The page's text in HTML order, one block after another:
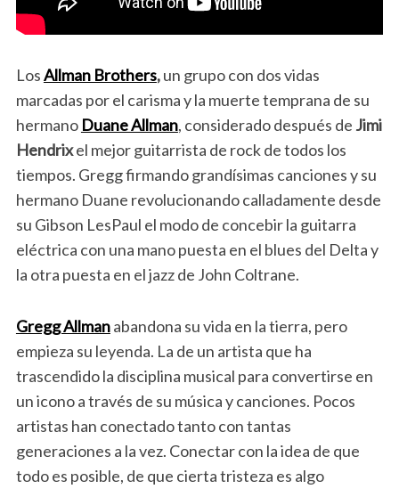
LosAllman Brothers,un grupo con dos vidas
marcadas por el carisma y la muerte temprana de su
hermano Duane Allman, considerado después de Jimi
Hendrixel mejor guitarrista de rock de todos los
tiempos. Gregg firmando grandísimas canciones y su
hermano Duane revolucionando calladamente desde
su Gibson LesPaul el modo de concebir la guitarra
eléctrica con una mano puesta en el blues del Delta y
la otra puesta en el jazz de John Coltrane.
Gregg Allmanabandona su vida en la tierra, pero
empieza su leyenda. La de un artista que ha
trascendido la disciplina musical para convertirse en
un icono a través de su música y canciones. Pocos
artistas han conectado tanto con tantas
generaciones a la vez. Conectar con la idea de que
todo es posible, de que cierta tristeza es algo